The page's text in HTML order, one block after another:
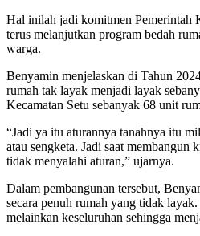
Hal inilah jadi komitmen Pemerintah
terus melanjutkan program bedah
warga.
Benyamin menjelaskan di Tahun
rumah tak layak menjadi layak
Kecamatan Setu sebanyak 68 unit
“Jadi ya itu aturannya tanahnya itu
atau sengketa. Jadi saat membangun
tidak menyalahi aturan,” ujarnya.
Dalam pembangunan tersebut,
secara penuh rumah yang tidak
melainkan keseluruhan sehingga